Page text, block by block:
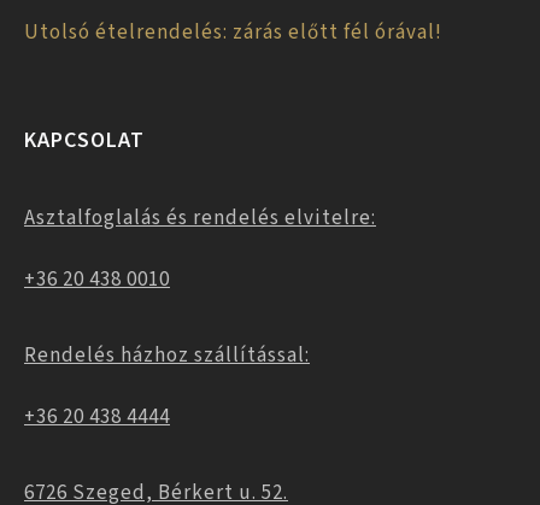
Utolsó ételrendelés: zárás előtt fél órával!
KAPCSOLAT
Asztalfoglalás és rendelés elvitelre:
+36 20 438 0010
Rendelés házhoz szállítással:
+36 20 438 4444
6726 Szeged, Bérkert u. 52.